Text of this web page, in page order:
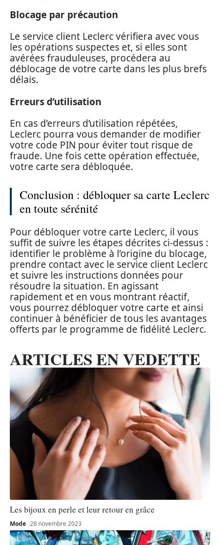
Blocage par précaution
Le service client Leclerc vérifiera avec vous
les opérations suspectes et, si elles sont
avérées frauduleuses, procédera au
déblocage de votre carte dans les plus brefs
délais.
Erreurs d’utilisation
En cas d’erreurs d’utilisation répétées,
Leclerc pourra vous demander de modifier
votre code PIN pour éviter tout risque de
fraude. Une fois cette opération effectuée,
votre carte sera débloquée.
Conclusion : débloquer sa carte Leclerc
en toute sérénité
Pour débloquer votre carte Leclerc, il vous
suffit de suivre les étapes décrites ci-dessus :
identifier le problème à l’origine du blocage,
prendre contact avec le service client Leclerc
et suivre les instructions données pour
résoudre la situation. En agissant
rapidement et en vous montrant réactif,
vous pourrez débloquer votre carte et ainsi
continuer à bénéficier de tous les avantages
offerts par le programme de fidélité Leclerc.
ARTICLES EN VEDETTE
Les bijoux en perle et leur retour en grâce
Mode 28 novembre 2023